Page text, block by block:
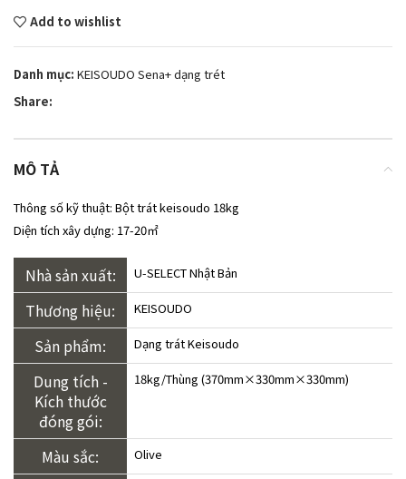
Add to wishlist
Danh mục: KEISOUDO Sena+ dạng trét
Share:
MÔ TẢ
Thông số kỹ thuật: Bột trát keisoudo 18kg
Diện tích xây dựng: 17-20㎡
Nhà sản xuất: U-SELECT Nhật Bản
Thương hiệu: KEISOUDO
Sản phẩm: Dạng trát Keisoudo
Dung tích -
Kích thước
đóng gói:
18kg/Thùng (370mm×330mm×330mm)
Màu sắc: Olive